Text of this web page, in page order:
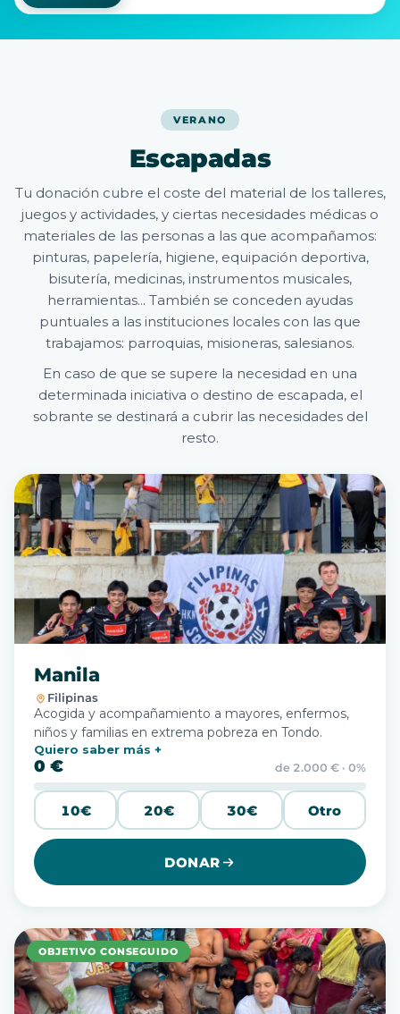
VERANO
Escapadas
Tu donación cubre el coste del material de los talleres,
juegos y actividades, y ciertas necesidades médicas o
materiales de las personas a las que acompañamos:
pinturas, papelería, higiene, equipación deportiva,
bisutería, medicinas, instrumentos musicales,
herramientas... También se conceden ayudas
puntuales a las instituciones locales con las que
trabajamos: parroquias, misioneras, salesianos.
En caso de que se supere la necesidad en una
determinada iniciativa o destino de escapada, el
sobrante se destinará a cubrir las necesidades del
resto.
Manila
Filipinas
Acogida y acompañamiento a mayores, enfermos,
niños y familias en extrema pobreza en Tondo.
Quiero saber más
0 € de 2.000 € · 0%
10€ 20€ 30€ Otro
DONAR
OBJETIVO CONSEGUIDO